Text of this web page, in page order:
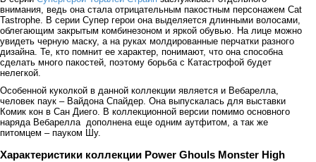
внимания, ведь она стала отрицательным пакостным персонажем Cat
Tastrophe. В серии Супер герои она выделяется длинными волосами,
облегающим закрытым комбинезоном и яркой обувью. На лице можно
увидеть черную маску, а на руках молдированные перчатки разного
дизайна. Те, кто помнит ее характер, понимают, что она способна
сделать много пакостей, поэтому борьба с Катастрофой будет
нелегкой.
Особенной куколкой в данной коллекции является и Вебарелла,
человек паук – Вайдона Спайдер. Она выпускалась для выставки
Комик кон в Сан Диего. В коллекционной версии помимо основного
наряда Вебарелла дополнена еще одним аутфитом, а так же
питомцем – пауком Шу.
Характеристики коллекции Power Ghouls Monster High